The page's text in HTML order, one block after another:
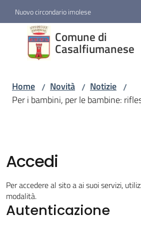
Vai al contenuto
Vai alla navigazione
Vai al footer
Nuovo circondario imolese
Comune di
Casalfiumanese
Comune di
Casalfiumanese
Amministrazione
Servizi
Vivere
Casalfiumanese
Home / Novità / Notizie /
Per i bambini, per le bambine:
Accedi
Per accedere al sito a ai suoi servizi,
modalità.
Autenticazione